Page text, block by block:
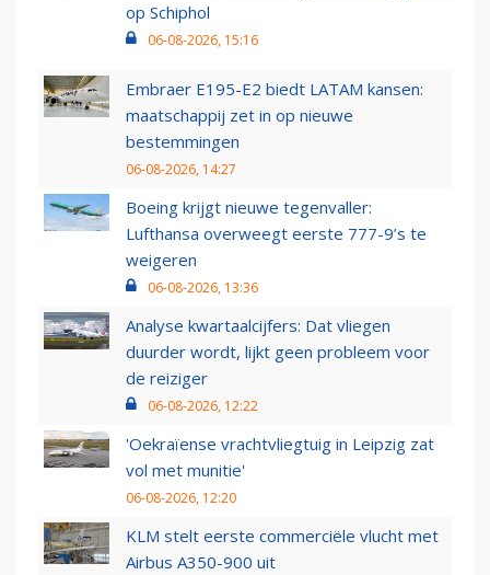
op Schiphol
06-08-2026, 15:16
Embraer E195-E2 biedt LATAM kansen:
maatschappij zet in op nieuwe
bestemmingen
06-08-2026, 14:27
Boeing krijgt nieuwe tegenvaller:
Lufthansa overweegt eerste 777-9’s te
weigeren
06-08-2026, 13:36
Analyse kwartaalcijfers: Dat vliegen
duurder wordt, lijkt geen probleem voor
de reiziger
06-08-2026, 12:22
'Oekraïense vrachtvliegtuig in Leipzig zat
vol met munitie'
06-08-2026, 12:20
KLM stelt eerste commerciële vlucht met
Airbus A350-900 uit